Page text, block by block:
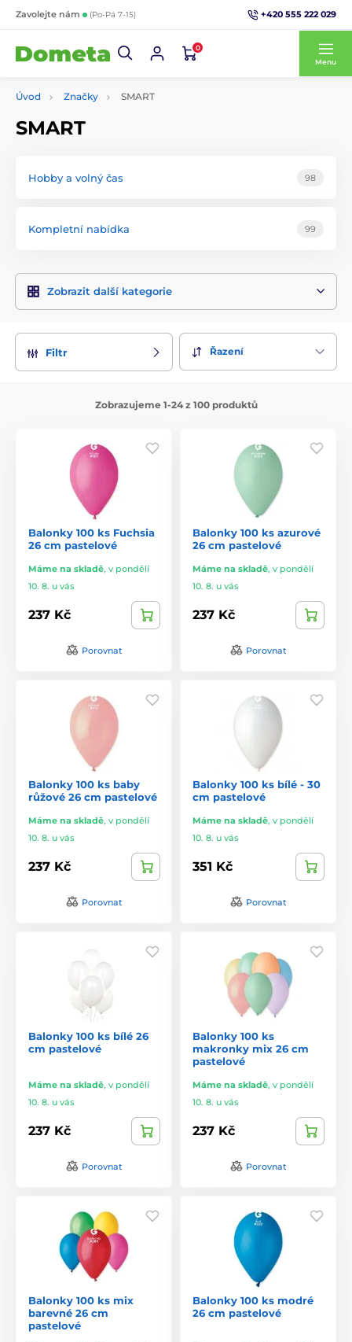
Zavolejte nám (Po-Pá 7-15) +420 555 222 029
0
Menu
Úvod Značky SMART
SMART
Hobby a volný čas 98
Kompletní nabídka 99
Zobrazit další kategorie
Filtr Řazení
Zobrazujeme 1-24 z 100 produktů
Balonky 100 ks Fuchsia
26 cm pastelové
Máme na skladě, v pondělí
10. 8. u vás
237 Kč
Porovnat
Balonky 100 ks azurové
26 cm pastelové
Máme na skladě, v pondělí
10. 8. u vás
237 Kč
Porovnat
Balonky 100 ks baby
růžové 26 cm pastelové
Máme na skladě, v pondělí
10. 8. u vás
237 Kč
Porovnat
Balonky 100 ks bílé - 30
cm pastelové
Máme na skladě, v pondělí
10. 8. u vás
351 Kč
Porovnat
Balonky 100 ks bílé 26
cm pastelové
Máme na skladě, v pondělí
10. 8. u vás
237 Kč
Porovnat
Balonky 100 ks
makronky mix 26 cm
pastelové
Máme na skladě, v pondělí
10. 8. u vás
237 Kč
Porovnat
Balonky 100 ks mix
barevné 26 cm
pastelové
Balonky 100 ks modré
26 cm pastelové